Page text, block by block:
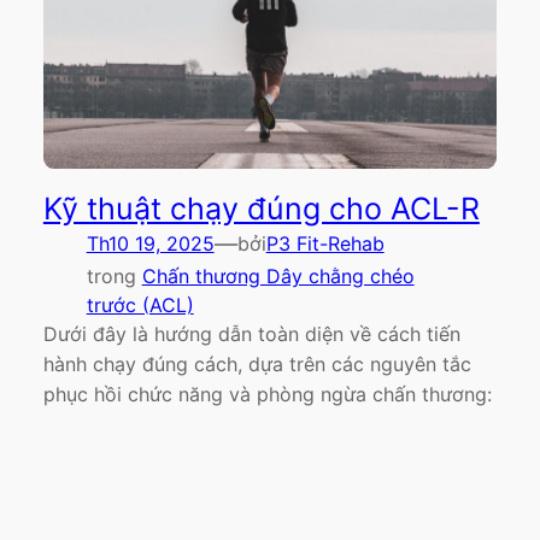
Kỹ thuật chạy đúng cho ACL-R
Th10 19, 2025—bởiP3 Fit-Rehab
trong Chấn thương Dây chằng chéo
trước (ACL)
Dưới đây là hướng dẫn toàn diện về cách tiến
hành chạy đúng cách, dựa trên các nguyên tắc
phục hồi chức năng và phòng ngừa chấn thương: